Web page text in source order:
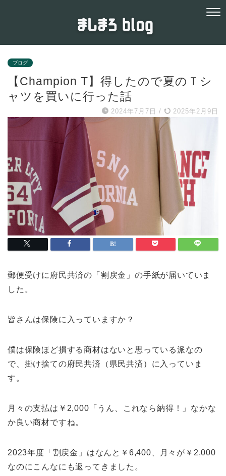
ブログ
【Champion T】得したので夏のＴシ
ャツを買いに行った話
2024年7月7日 / 2025年2月9日
郵便受けに府民共済の「割戻金」の手紙が届いていま
した。
皆さんは保険に入っていますか？
僕は保険ほど損する商材はないと思っている派なの
で、掛け捨ての府民共済（県民共済）に入っていま
す。
月々の支払は￥2,000「うん、これなら納得！」なかな
か良い商材ですね。
2023年度「割戻金」はなんと￥6,400、月々が￥2,000
なのにこんなにも返ってきました。